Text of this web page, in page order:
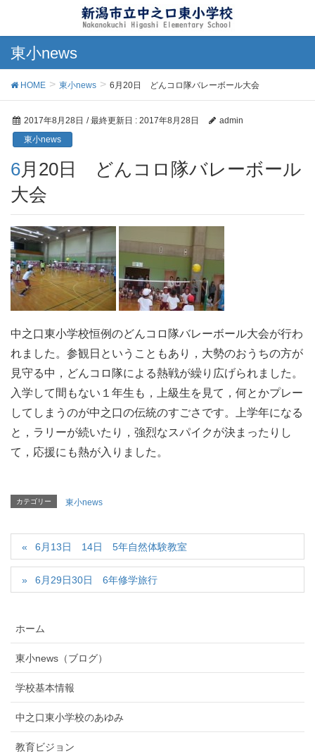
東小news
HOME 東小news 6月20日 どんコロ隊バレーボール大会
2017年8月28日 / 最終更新日 : 2017年8月28日
admin
東小news
6月20日 どんコロ隊バレーボール
大会
中之口東小学校恒例のどんコロ隊バレーボール大会が行わ
れました。参観日ということもあり，大勢のおうちの方が
見守る中，どんコロ隊による熱戦が繰り広げられました。
入学して間もない１年生も，上級生を見て，何とかプレー
してしまうのが中之口の伝統のすごさです。上学年になる
と，ラリーが続いたり，強烈なスパイクが決まったりし
て，応援にも熱が入りました。
カテゴリー 東小news
6月13日 14日 5年自然体験教室
6月29日30日 6年修学旅行
ホーム
東小news（ブログ）
学校基本情報
中之口東小学校のあゆみ
教育ビジョン